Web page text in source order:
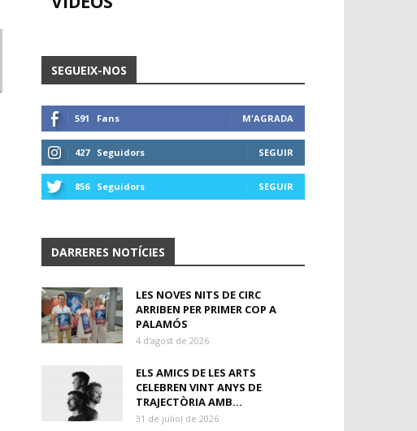
SEGUEIX-NOS
591 Fans M'AGRADA
427 Seguidors SEGUIR
856 Seguidors SEGUIR
DARRERES NOTÍCIES
LES NOVES NITS DE CIRC
ARRIBEN PER PRIMER COP A
PALAMÓS
4 d'agost de 2026
ELS AMICS DE LES ARTS
CELEBREN VINT ANYS DE
TRAJECTÒRIA AMB...
31 de juliol de 2026